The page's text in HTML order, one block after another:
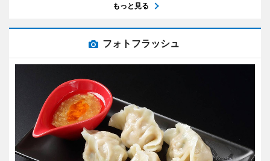
もっと見る
フォトフラッシュ